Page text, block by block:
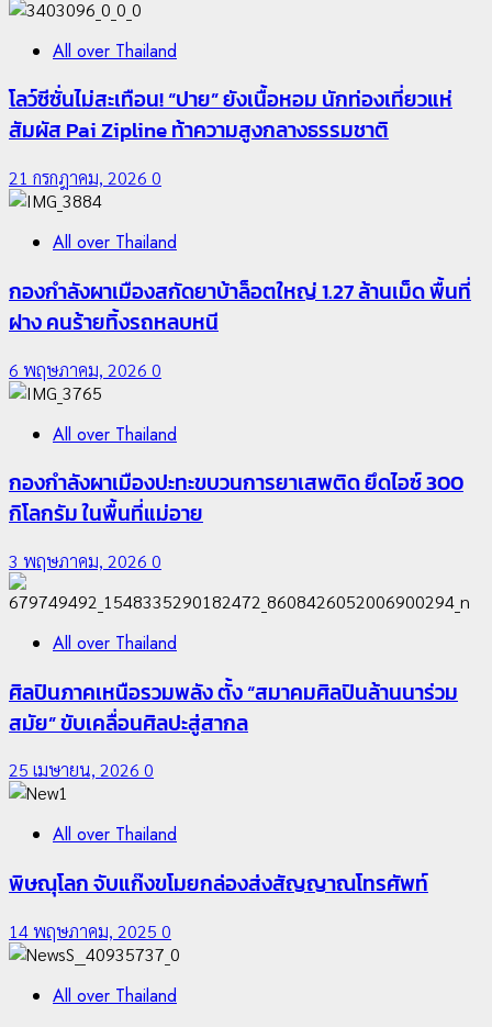
All over Thailand
โลว์ซีซั่นไม่สะเทือน! “ปาย” ยังเนื้อหอม นักท่องเที่ยวแห่
สัมผัส Pai Zipline ท้าความสูงกลางธรรมชาติ
21 กรกฎาคม, 2026 0
All over Thailand
กองกำลังผาเมืองสกัดยาบ้าล็อตใหญ่ 1.27 ล้านเม็ด พื้นที่
ฝาง คนร้ายทิ้งรถหลบหนี
6 พฤษภาคม, 2026 0
All over Thailand
กองกำลังผาเมืองปะทะขบวนการยาเสพติด ยึดไอซ์ 300
กิโลกรัม ในพื้นที่แม่อาย
3 พฤษภาคม, 2026 0
All over Thailand
ศิลปินภาคเหนือรวมพลัง ตั้ง “สมาคมศิลปินล้านนาร่วม
สมัย” ขับเคลื่อนศิลปะสู่สากล
25 เมษายน, 2026 0
All over Thailand
พิษณุโลก จับแก๊งขโมยกล่องส่งสัญญาณโทรศัพท์
14 พฤษภาคม, 2025 0
All over Thailand